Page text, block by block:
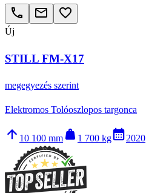
call email favorite_border
Új
STILL FM-X17
megegyezés szerint
Elektromos Tolóoszlopos targonca
arrow_upward 10 100 mm weight 1 700 kgcalendar_month2020